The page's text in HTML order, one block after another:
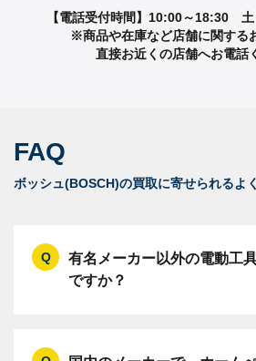
【電話受付時間】10:00～18:30 土
※商品や在庫など店舗に関する
直接お近くの店舗へお電話
FAQ
ボッシュ(BOSCH)の買取に寄せられるよ
有名メーカー以外の電動工
ですか？